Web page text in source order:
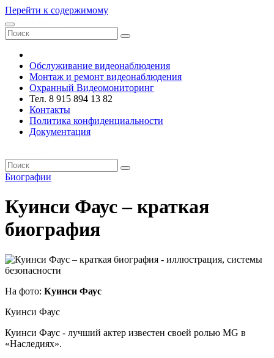
Перейти к содержимому
Обслуживание видеонаблюдения
Монтаж и ремонт видеонаблюдения
Охранный Видеомониторинг
Тел. 8 915 894 13 82
Контакты
Политика конфиденциальности
Документация
Биографии
Куинси Фаус – краткая
биография
На фото: Куинси Фаус
Куинси Фаус
Куинси Фаус - лучший актер известен своей ролью MG в
«Наследиях».